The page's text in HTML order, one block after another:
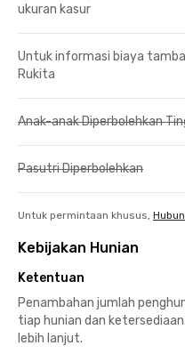
ukuran kasur
Untuk informasi biaya
Rukita
Anak-anak Diperbolehkan
Pasutri Diperbolehkan
Untuk permintaan khusus,
Kebijakan Hunian
Ketentuan
Penambahan jumlah
tiap hunian dan
lebih lanjut.